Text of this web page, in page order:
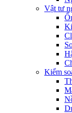
Vật tư
Kiểm